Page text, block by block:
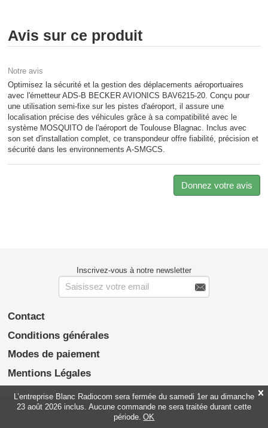
Avis sur ce produit
Notre avis
Optimisez la sécurité et la gestion des déplacements aéroportuaires
avec l'émetteur ADS-B BECKER AVIONICS BAV6215-20. Conçu pour
une utilisation semi-fixe sur les pistes d'aéroport, il assure une
localisation précise des véhicules grâce à sa compatibilité avec le
système MOSQUITO de l'aéroport de Toulouse Blagnac. Inclus avec
son set d'installation complet, ce transpondeur offre fiabilité, précision et
sécurité dans les environnements A-SMGCS.
Donnez votre avis
Inscrivez-vous à notre newsletter

Contact
Conditions générales
Modes de paiement
Mentions Légales

L’entreprise Blanc Radiocom sera fermée du samedi 1er au dimanche
23 août 2026 inclus. Aucune commande ne sera traitée durant cette
période. OK